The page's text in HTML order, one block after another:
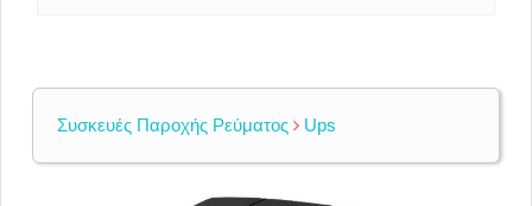
Συσκευές Παροχής Ρεύματος Ups